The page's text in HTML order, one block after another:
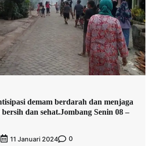
demam berdarah dan menjaga
dan sehat.Jombang Senin 08 –
11 Januari 2024 0